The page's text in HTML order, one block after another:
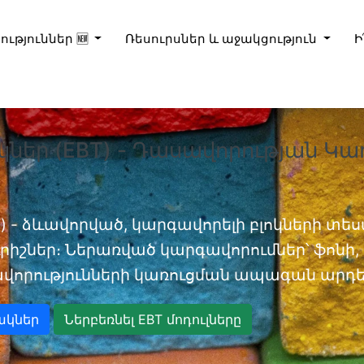
🆕 Ռեսուրսներ և աջակցություն
(EBT) - Դասավորության
- ձևավորված, կարգավորելի բլոկների
Ներառված կարգավորումներ՝ ֆոնի,
կառուցման ապագան
Ներբեռնել EBT մոդուլները